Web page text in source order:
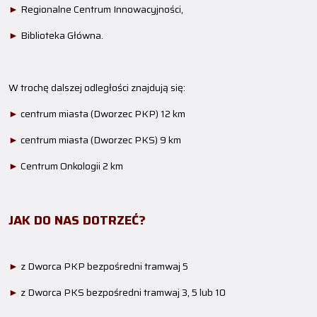
► Regionalne Centrum Innowacyjności,
► Biblioteka Główna.
W trochę dalszej odległości znajdują się:
► centrum miasta (Dworzec PKP) 12 km
► centrum miasta (Dworzec PKS) 9 km
► Centrum Onkologii 2 km
JAK DO NAS DOTRZEĆ?
► z Dworca PKP bezpośredni tramwaj 5
► z Dworca PKS bezpośredni tramwaj 3, 5 lub 10